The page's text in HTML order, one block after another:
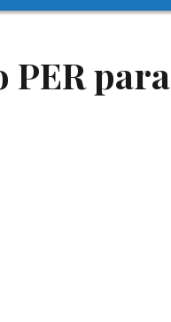
para